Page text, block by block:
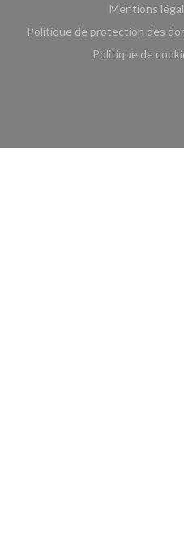
Mentions
Politique de protection des
Politique de